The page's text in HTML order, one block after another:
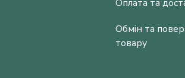
Оплата та
Обмін та
товару